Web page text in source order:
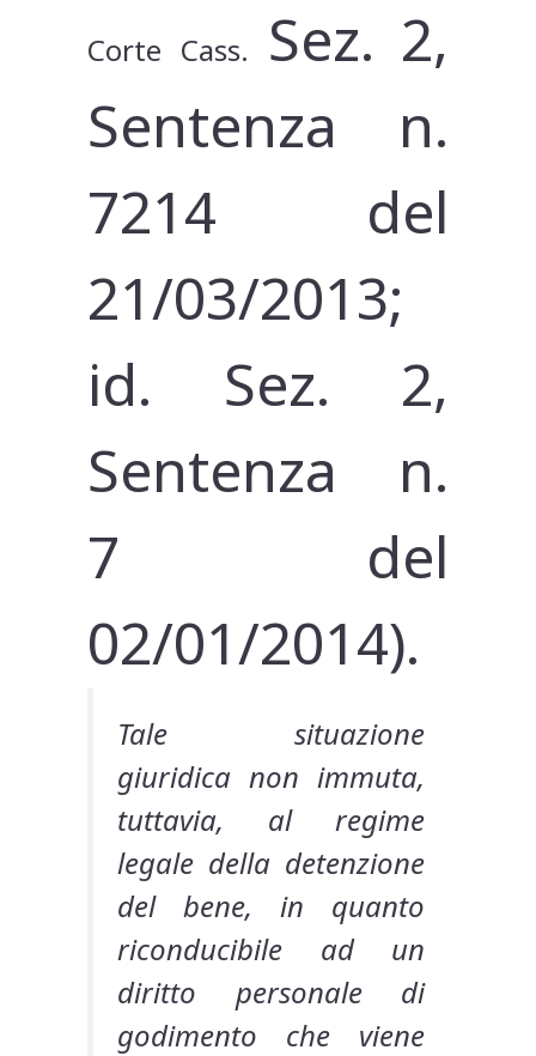
Corte Cass. Sez. 2,
Sentenza n.
7214 del
21/03/2013;
id. Sez. 2,
Sentenza n.
7 del
02/01/2014).
Tale situazione
giuridica non immuta,
tuttavia, al regime
legale della detenzione
del bene, in quanto
riconducibile ad un
diritto personale di
godimento che viene